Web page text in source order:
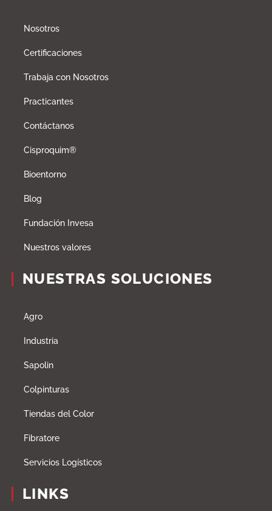
Nosotros
Certificaciones
Trabaja con Nosotros
Practicantes
Contáctanos
Cisproquim®
Bioentorno
Blog
Fundación Invesa
Nuestros valores
NUESTRAS SOLUCIONES
Agro
Industria
Sapolin
Colpinturas
Tiendas del Color
Fibratore
Servicios Logísticos
LINKS